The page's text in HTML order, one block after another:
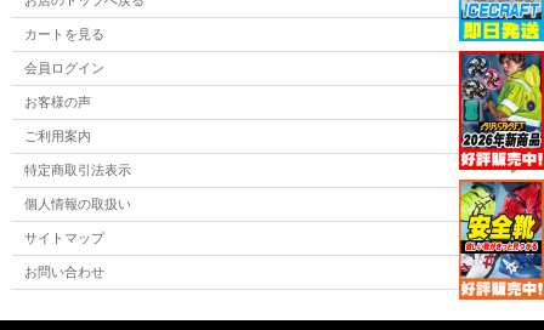
カートを見る
会員ログイン
お客様の声
ご利用案内
特定商取引法表示
個人情報の取扱い
サイトマップ
お問い合わせ